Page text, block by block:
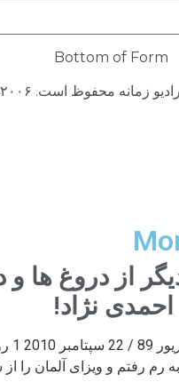
Bottom of Form
زمانه محفوظ است. ۲۰۰۶-۲۰۱۳
از دروغ ها و
نژاد!
به رم رفتم و ویزای آلمان را